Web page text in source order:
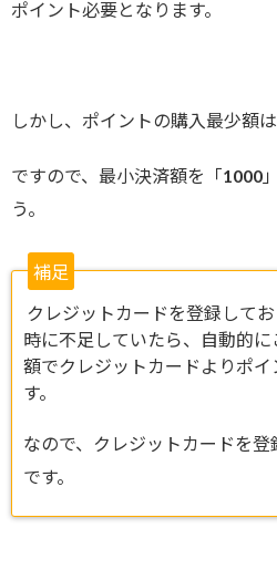
ポイント必要となります。
しかし、ポイントの購入最少額は
ですので、最小決済額を「1000
う。
補足
クレジットカードを登録して
時に不足していたら、自動的
額でクレジットカードよりポ
す。
なので、クレジットカードを登
です。